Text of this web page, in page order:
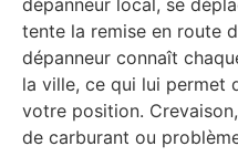
dépanneur local, se
tente la remise en route
dépanneur connaît
la ville, ce qui lui permet
votre position.
de carburant ou